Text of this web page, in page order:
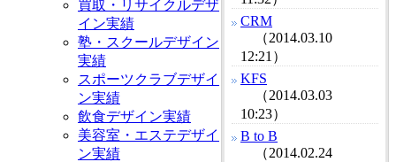
CRM
（2014.03.10
12:21）
KFS
（2014.03.03
10:23）
B to B
（2014.02.24
買取・リサイクルデザ
イン実績
塾・スクールデザイン
実績
スポーツクラブデザイ
ン実績
飲食デザイン実績
美容室・エステデザイ
ン実績